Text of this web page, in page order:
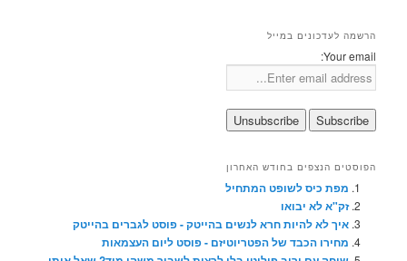
הרשמה לעדכונים במייל
Your email:
הפוסטים הנצפים בחודש האחרון
מפת כיס לשופט המתחיל
זק"א לא יבואו
איך לא להיות חרא לנשים בהייטק - פוסט לגברים בהייטק
מחירו הכבד של הפטריוטיזם - פוסט ליום העצמאות